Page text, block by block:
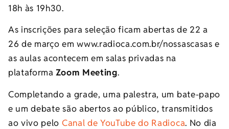
18h às 19h30.
As inscrições para seleção ficam abertas de 22 a
26 de março em www.radioca.com.br/nossascasas e
as aulas acontecem em salas privadas na
plataformaZoom Meeting.
Completando a grade, uma palestra, um bate-papo
e um debate são abertos ao público, transmitidos
ao vivo pelo Canal de YouTube do Radioca. No dia